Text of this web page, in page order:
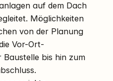
auf dem Dach
Möglichkeiten
von der Planung
Vor-Ort-
bis hin zum